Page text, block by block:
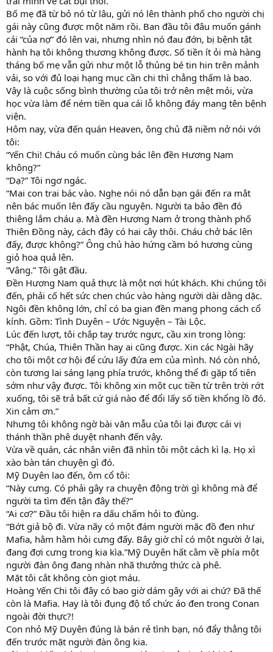
Bố mẹ đã từ bỏ nó từ lâu, gửi nó lên thành phố cho người chị
gái này cũng được một năm rồi. Ban đầu tôi đâu muốn gánh
cái “của nợ” đó lên vai, nhưng nhìn nó đau đớn, bị bệnh tật
hành hạ tôi không thương không được. Số tiền ít ỏi mà hàng
tháng bố mẹ vẫn gửi như một lỗ thủng bé tin hin trên mảnh
vải, so với đủ loại hạng mục cần chi thì chẳng thấm là bao.
Vậy là cuộc sống bình thường của tôi trở nên mệt mỏi, vừa
học vừa làm để ném tiền qua cái lỗ không đáy mang tên bệnh
viện.
Hôm nay, vừa đến quán Heaven, ông chủ đã niềm nở nói với
tôi:
“Yến Chi! Cháu có muốn cùng bác lên đền Hương Nam
không?”
“Dạ?” Tôi ngơ ngác.
“Mai con trai bác vào. Nghe nói nó dẫn bạn gái đến ra mắt
nên bác muốn lên đấy cầu nguyện. Người ta bảo đền đó
thiêng lắm cháu ạ. Mà đền Hương Nam ở trong thành phố
Thiên Đồng này, cách đây có hai cây thôi. Cháu chở bác lên
đấy, được không?” Ông chủ hào hứng cầm bó hương cùng
giỏ hoa quả lên.
“Vâng.” Tôi gật đầu.
Đền Hương Nam quả thực là một nơi hút khách. Khi chúng tôi
đến, phải cố hết sức chen chúc vào hàng người dài dằng dặc.
Ngôi đền không lớn, chỉ có ba gian đền mang phong cách cổ
kính. Gồm: Tình Duyên – Ước Nguyện – Tài Lộc.
Lúc đến lượt, tôi chắp tay trước ngực, cầu xin trong lòng:
“Phật, Chúa, Thiên Thần hay ai cũng được. Xin các Ngài hãy
cho tôi một cơ hội để cứu lấy đứa em của mình. Nó còn nhỏ,
còn tương lai sáng lạng phía trước, không thể đi gặp tổ tiên
sớm như vậy được. Tôi không xin một cục tiền từ trên trời rớt
xuống, tôi sẽ trả bất cứ giá nào để đổi lấy số tiền khổng lồ đó.
Xin cảm ơn.”
Nhưng tôi không ngờ bài văn mẫu của tôi lại được cái vị
thánh thần phê duyệt nhanh đến vậy.
Vừa về quán, các nhân viên đã nhìn tôi một cách kì lạ. Họ xì
xào bàn tán chuyện gì đó.
Mỹ Duyên lao đến, ôm cổ tôi:
“Này cưng. Có phải gây ra chuyện động trời gì không mà để
người ta tìm đến tận đây thế?”
“Ai cơ?” Đầu tôi hiện ra dấu chấm hỏi to đùng.
“Bớt giả bộ đi. Vừa nãy có một đám người mặc đồ đen như
Mafia, hằm hằm hỏi cưng đấy. Bây giờ chỉ có một người ở lại,
đang đợi cưng trong kia kìa.”Mỹ Duyên hất cằm về phía một
người đàn ông đang nhàn nhã thưởng thức cà phê.
Mặt tôi cắt không còn giọt máu.
Hoàng Yến Chi tôi đây có bao giờ dám gây với ai chứ? Đã thế
còn là Mafia. Hay là tôi đụng độ tổ chức áo đen trong Conan
ngoài đời thực?!
Con nhỏ Mỹ Duyên đúng là bán rẻ tình bạn, nó đẩy thẳng tôi
đến trước mặt người đàn ông kia.